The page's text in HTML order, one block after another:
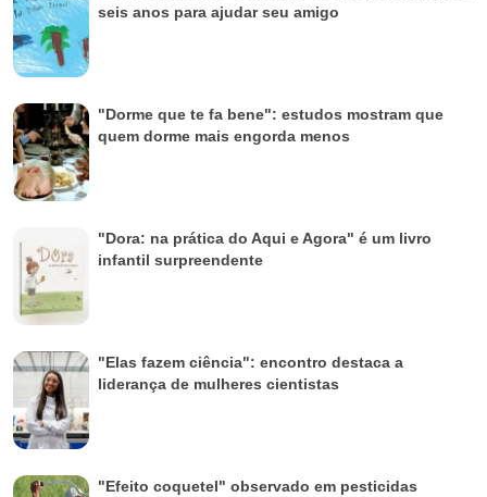
seis anos para ajudar seu amigo
"Dorme que te fa bene": estudos mostram que
quem dorme mais engorda menos
"Dora: na prática do Aqui e Agora" é um livro
infantil surpreendente
"Elas fazem ciência": encontro destaca a
liderança de mulheres cientistas
"Efeito coquetel" observado em pesticidas